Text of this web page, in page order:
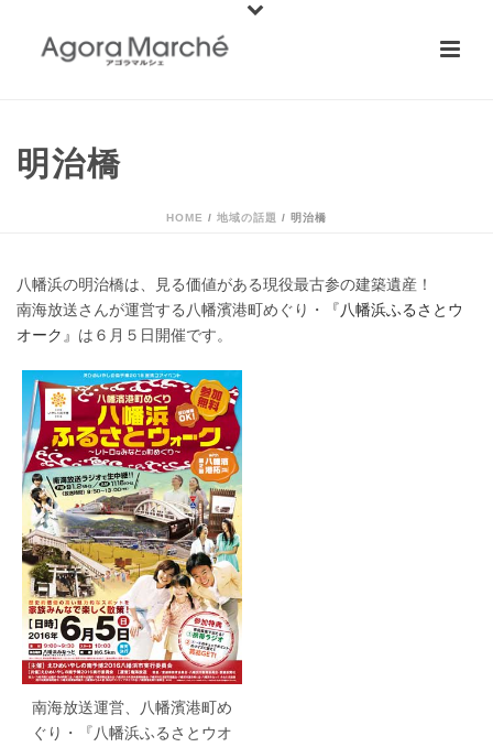
明治橋
HOME / 地域の話題 / 明治橋
八幡浜の明治橋は、見る価値がある現役最古参の建築遺産！
南海放送さんが運営する八幡濱港町めぐり・
『八幡浜ふるさとウ
オーク』 は６月５日開催です。
南海放送運営、八幡濱港町め
ぐり・『八幡浜ふるさとウオ